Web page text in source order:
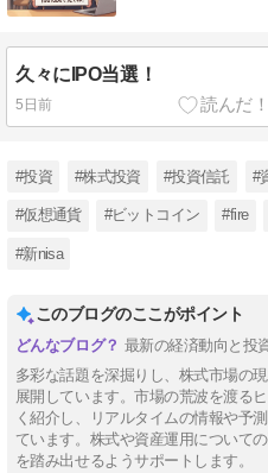
久々にIPO当選！
5日前
#投資 #株式投資 #投資信託 #
#仮想通貨 #ビットコイン #fire
#新nisa
このブログのここがポイント
最新の経済動向と投
多彩な話題を深掘りし、株式市場の
展開しています。市場の荒波を渡る
く紹介し、リアルタイムの情報や予
ています。株式や資産運用について
を踏み出せるようサポートします。